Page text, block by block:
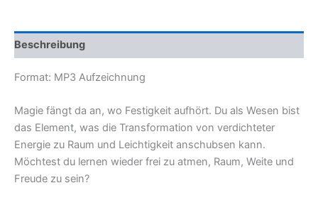
Menge
Beschreibung
Format: MP3 Aufzeichnung
Magie fängt da an, wo Festigkeit aufhört. Du als Wesen bist
das Element, was die Transformation von verdichteter
Energie zu Raum und Leichtigkeit anschubsen kann.
Möchtest du lernen wieder frei zu atmen, Raum, Weite und
Freude zu sein?